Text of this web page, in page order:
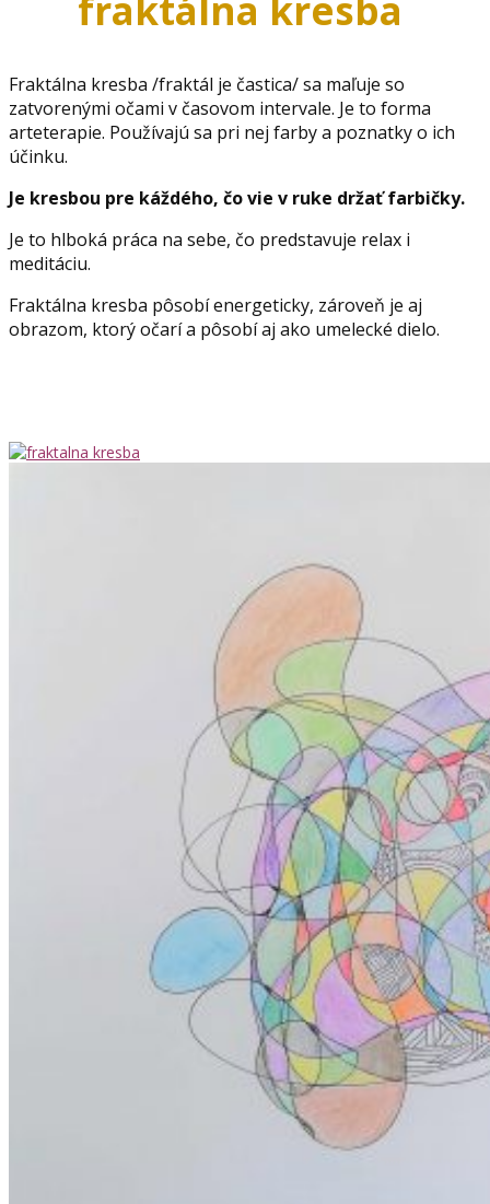
fraktálna kresba
Fraktálna kresba /fraktál je častica/ sa maľuje so
zatvorenými očami v časovom intervale. Je to forma
arteterapie. Používajú sa pri nej farby a poznatky o ich
účinku.
Je kresbou pre káždého, čo vie v ruke držať farbičky.
Je to hlboká práca na sebe, čo predstavuje relax i
meditáciu.
Fraktálna kresba pôsobí energeticky, zároveň je aj
obrazom, ktorý očarí a pôsobí aj ako umelecké dielo.